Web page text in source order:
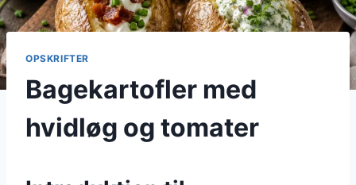
OPSKRIFTER
Bagekartofler med
hvidløg og tomater